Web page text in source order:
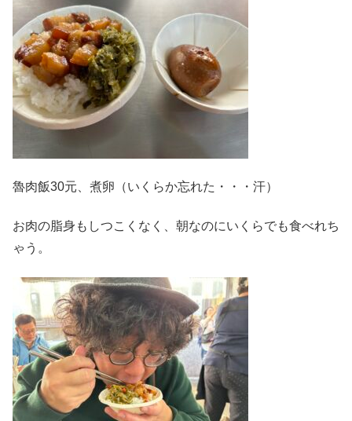
魯肉飯30元、煮卵（いくらか忘れた・・・汗）
お肉の脂身もしつこくなく、朝なのにいくらでも食べれち
ゃう。